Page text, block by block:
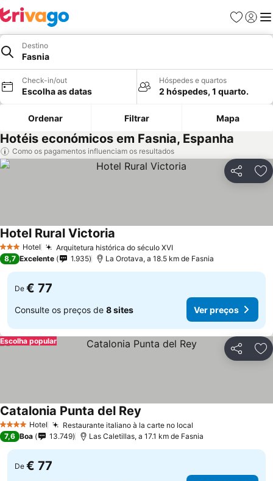
Favoritos
Iniciar
Destino
Fasnia
Check-in/out
Escolha as datas
Hóspedes e quartos
2 hóspedes, 1 quarto.
Ordenar Filtrar Mapa
Hotéis económicos em Fasnia, Espanha
Como os pagamentos influenciam os resultados
Partilhar
3 EstrelasHotel Arquitetura histórica do século XVI
Hotel Rural Victoria
8,7 Excelente 1.935 La Orotava, a 18.5 km de Fasnia
De € 77
Consulte os preços de 8 sites Ver preços
Partilhar
Escolha popular
4 EstrelasHotel Restaurante italiano à la carte no local
Catalonia Punta del Rey
7,6 Boa 13.749 Las Caletillas, a 17.1 km de Fasnia
De € 77